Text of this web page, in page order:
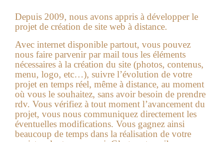
Depuis 2009, nous avons appris à développer le
projet de création de site web à distance.
Avec internet disponible partout, vous pouvez
nous faire parvenir par mail tous les éléments
nécessaires à la création du site (photos, contenus,
menu, logo, etc…), suivre l’évolution de votre
projet en temps réel, même à distance, au moment
où vous le souhaitez, sans avoir besoin de prendre
rdv. Vous vérifiez à tout moment l’avancement du
projet, vous nous communiquez directement les
éventuelles modifications. Vous gagnez ainsi
beaucoup de temps dans la réalisation de votre